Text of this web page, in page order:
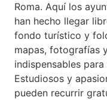
Roma. Aquí los
han hecho llegar
fondo turístico y
mapas, fotografías
indispensables
Estudiosos y
pueden recurrir